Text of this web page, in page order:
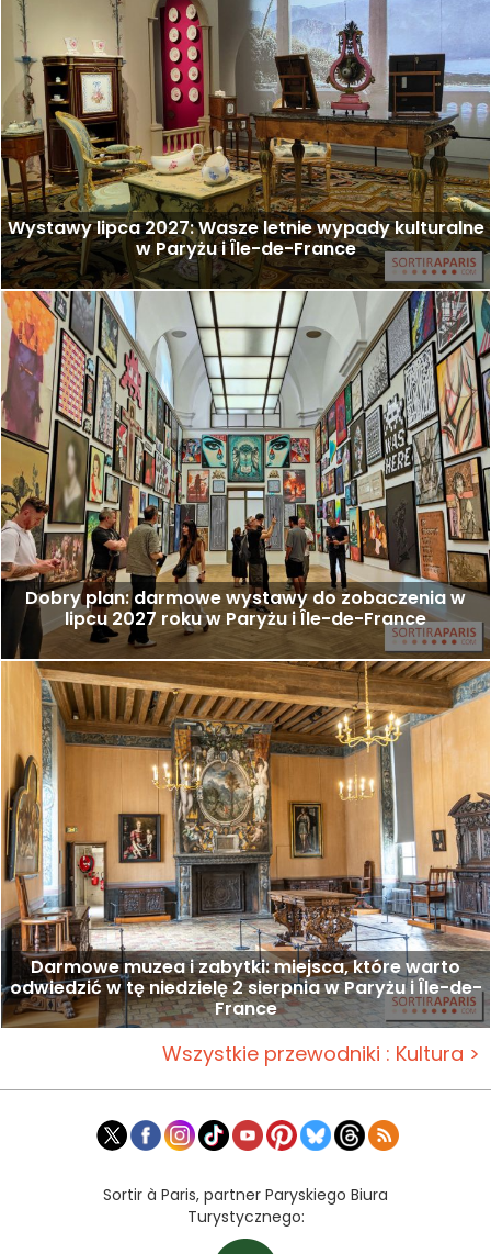
Wystawy lipca 2027: Wasze letnie wypady kulturalne
w Paryżu i Île-de-France
Dobry plan: darmowe wystawy do zobaczenia w
lipcu 2027 roku w Paryżu i Île-de-France
Darmowe muzea i zabytki: miejsca, które warto
odwiedzić w tę niedzielę 2 sierpnia w Paryżu i Île-de-
France
Wszystkie przewodniki : Kultura >
Sortir à Paris, partner Paryskiego Biura
Turystycznego: